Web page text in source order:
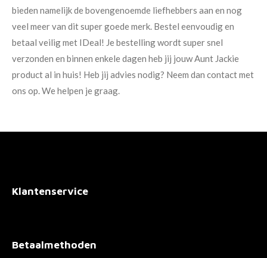
bieden namelijk de bovengenoemde liefhebbers aan en nog
veel meer van dit super goede merk. Bestel eenvoudig en
betaal veilig met IDeal! Je bestelling wordt super snel
verzonden en binnen enkele dagen heb jij jouw Aunt Jackie
product al in huis! Heb jij advies nodig? Neem dan contact met
ons op. We helpen je graag.
Klantenservice
Betaalmethoden